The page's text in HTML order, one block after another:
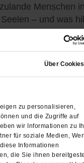
Über Cookies
zu personalisieren,
und die Zugriffe auf
wir Informationen zu
für soziale Medien,
Informationen
die Sie ihnen
Menschen
– und was